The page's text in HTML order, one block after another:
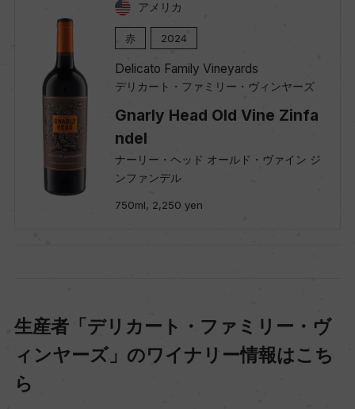
アメリカ
赤 2024
Delicato Family Vineyards
デリカート・ファミリー・ヴィンヤーズ
Gnarly Head Old Vine Zinfa
ndel
ナーリー・ヘッド オールド・ヴァイン ジ
ンファンデル
750ml, 2,250 yen
生産者「デリカート・ファミリー・ヴ
ィンヤーズ」のワイナリー情報はこち
ら